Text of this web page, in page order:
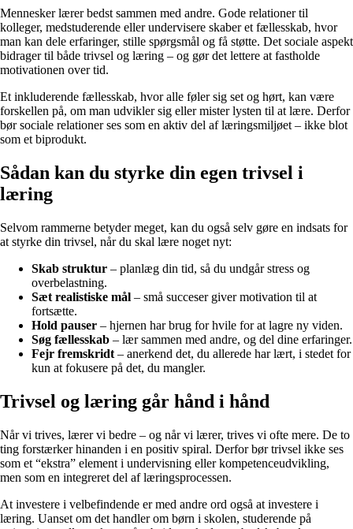
Mennesker lærer bedst sammen med andre. Gode relationer til
kolleger, medstuderende eller undervisere skaber et fællesskab, hvor
man kan dele erfaringer, stille spørgsmål og få støtte. Det sociale aspekt
bidrager til både trivsel og læring – og gør det lettere at fastholde
motivationen over tid.
Et inkluderende fællesskab, hvor alle føler sig set og hørt, kan være
forskellen på, om man udvikler sig eller mister lysten til at lære. Derfor
bør sociale relationer ses som en aktiv del af læringsmiljøet – ikke blot
som et biprodukt.
Sådan kan du styrke din egen trivsel i
læring
Selvom rammerne betyder meget, kan du også selv gøre en indsats for
at styrke din trivsel, når du skal lære noget nyt:
Skab struktur – planlæg din tid, så du undgår stress og
overbelastning.
Sæt realistiske mål – små succeser giver motivation til at
fortsætte.
Hold pauser – hjernen har brug for hvile for at lagre ny viden.
Søg fællesskab – lær sammen med andre, og del dine erfaringer.
Fejr fremskridt – anerkend det, du allerede har lært, i stedet for
kun at fokusere på det, du mangler.
Trivsel og læring går hånd i hånd
Når vi trives, lærer vi bedre – og når vi lærer, trives vi ofte mere. De to
ting forstærker hinanden i en positiv spiral. Derfor bør trivsel ikke ses
som et “ekstra” element i undervisning eller kompetenceudvikling,
men som en integreret del af læringsprocessen.
At investere i velbefindende er med andre ord også at investere i
læring. Uanset om det handler om børn i skolen, studerende på